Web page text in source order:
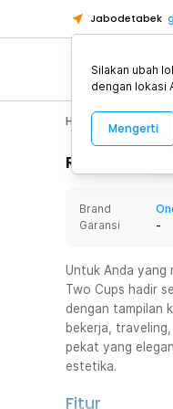
Jabodetabek
Home Appliance
Rincian
Brand
Garansi
-
Untuk Anda yang
Two Cups hadir
dengan tampilan
bekerja,
pekat yang
estetika.
Fitur
Silakan ubah
dengan lokasi
Mengerti